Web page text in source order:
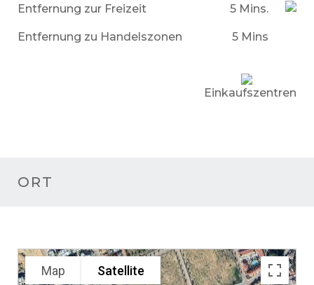
Entfernung zur Freizeit 5 Mins.
Entfernung zu Handelszonen 5 Mins
Einkaufszentren
ORT
Map Satellite